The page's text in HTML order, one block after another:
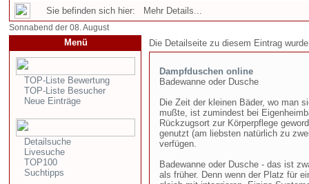
Sie befinden sich hier: Mehr Details...
Sonnabend der 08. August
Menü
TOP-Liste Bewertung
TOP-Liste Besucher
Neue Einträge
Detailsuche
Livesuche
TOP100
Suchtipps
Die Detailseite zu diesem Eintrag
Dampfduschen online
Badewanne oder Dusche
Die Zeit der kleinen Bäder, wo man
mußte, ist zumindest bei
Rückzugsort zur Körperpflege
genutzt (am liebsten natürlich zu
verfügen.
Badewanne oder Dusche - das ist
als früher. Denn wenn der Platz für